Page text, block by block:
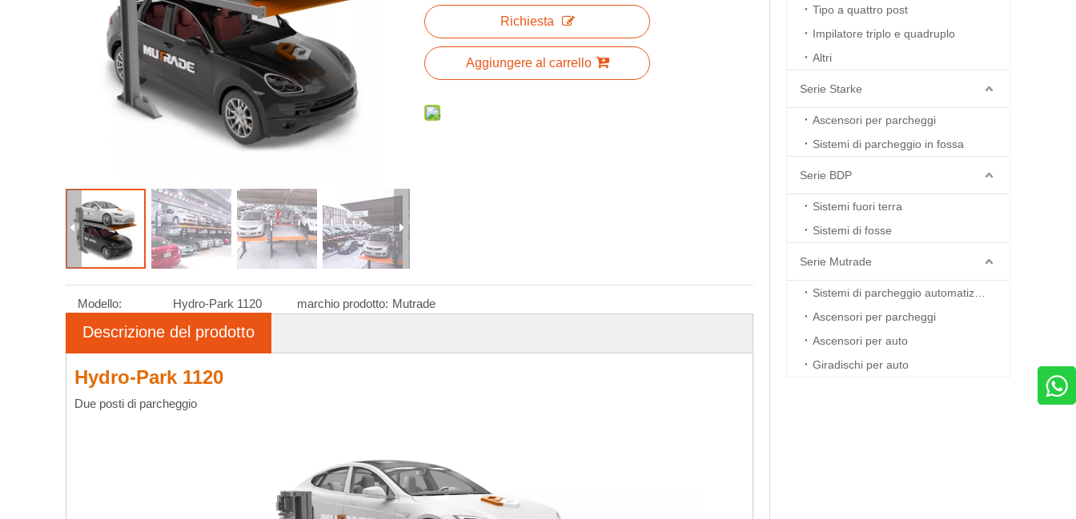
Richiesta
Aggiungere al carrello
Modello: Hydro-Park 1120 marchio prodotto: Mutrade
Descrizione del prodotto
Hydro-Park 1120
Due posti di parcheggio
Tipo a quattro post
Impilatore triplo e quadruplo
Altri
Serie Starke
Ascensori per parcheggi
Sistemi di parcheggio in fossa
Serie BDP
Sistemi fuori terra
Sistemi di fosse
Serie Mutrade
Ascensori per parcheggi
Ascensori per auto
Giradischi per auto